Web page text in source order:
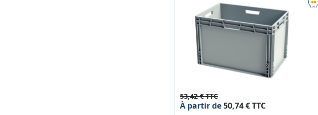
53,42 € TTC
À partir de50,74 € TTC